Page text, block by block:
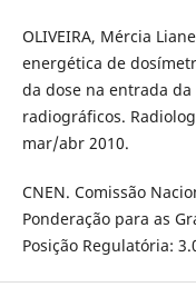
OLIVEIRA, Mércia
energética de
da dose na entrada
radiográficos.
mar/abr 2010.
CNEN. Comissão
Ponderação para as
Posição Regulatória: